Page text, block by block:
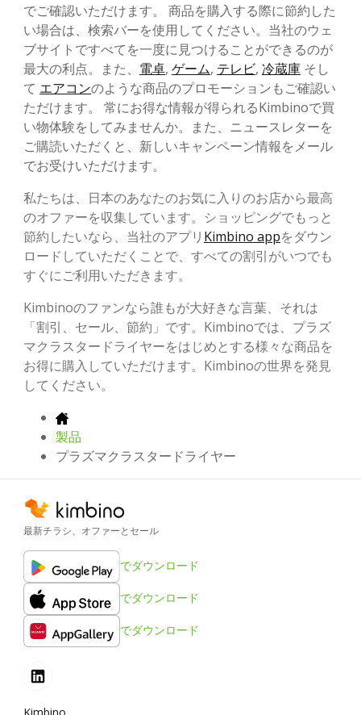
でご確認いただけます。 商品を購入する際に節約した
い場合は、検索バーを使用してください。当社のウェ
ブサイトですべてを一度に見つけることができるのが
最大の利点。また、 電卓, ゲーム, テレビ, 冷蔵庫 そし
て エアコンのような商品のプロモーションもご確認い
ただけます。 常にお得な情報が得られるKimbinoで買
い物体験をしてみませんか。また、ニュースレターを
ご購読いただくと、新しいキャンペーン情報をメール
でお受けいただけます。
私たちは、日本のあなたのお気に入りのお店から最高
のオファーを収集しています。ショッピングでもっと
節約したいなら、当社のアプリ Kimbino appをダウン
ロードしていただくことで、すべての割引がいつでも
すぐにご利用いただきます。
Kimbinoのファンなら誰もが大好きな言葉、それは
「割引、セール、節約」です。Kimbinoでは、プラズ
マクラスタードライヤーをはじめとする様々な商品を
お得に購入していただけます。Kimbinoの世界を発見
してください。
製品
プラズマクラスタードライヤー
最新チラシ、オファーとセール
でダウンロード
でダウンロード
でダウンロード